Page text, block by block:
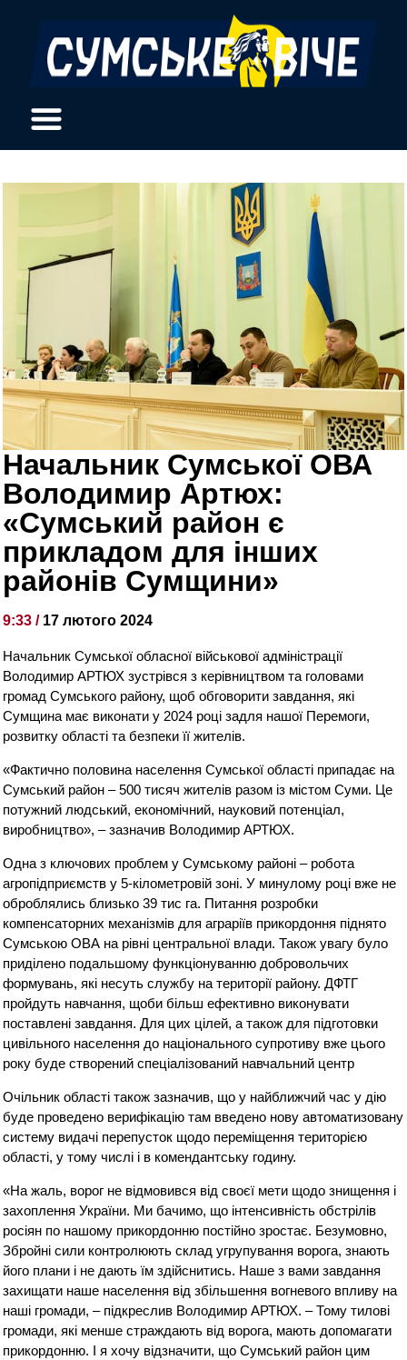
Начальник Сумської ОВА
Володимир Артюх:
«Сумський район є
прикладом для інших
районів Сумщини»
9:33 / 17 лютого 2024
Начальник Сумської обласної військової адміністрації
Володимир АРТЮХ зустрівся з керівництвом та головами
громад Сумського району, щоб обговорити завдання, які
Сумщина має виконати у 2024 році задля нашої Перемоги,
розвитку області та безпеки її жителів.
«Фактично половина населення Сумської області припадає на
Сумський район – 500 тисяч жителів разом із містом Суми. Це
потужний людський, економічний, науковий потенціал,
виробництво», – зазначив Володимир АРТЮХ.
Одна з ключових проблем у Сумському районі – робота
агропідприємств у 5-кілометровій зоні. У минулому році вже не
оброблялись близько 39 тис га. Питання розробки
компенсаторних механізмів для аграріїв прикордоння піднято
Сумською ОВА на рівні центральної влади. Також увагу було
приділено подальшому функціонуванню добровольчих
формувань, які несуть службу на території району. ДФТГ
пройдуть навчання, щоби більш ефективно виконувати
поставлені завдання. Для цих цілей, а також для підготовки
цивільного населення до національного супротиву вже цього
року буде створений спеціалізований навчальний центр
Очільник області також зазначив, що у найближчий час у дію
буде проведено верифікацію там введено нову автоматизовану
систему видачі перепусток щодо переміщення територією
області, у тому числі і в комендантську годину.
«На жаль, ворог не відмовився від своєї мети щодо знищення і
захоплення України. Ми бачимо, що інтенсивність обстрілів
росіян по нашому прикордонню постійно зростає. Безумовно,
Збройні сили контролюють склад угрупування ворога, знають
його плани і не дають їм здійснитись. Наше з вами завдання
захищати наше населення від збільшення вогневого впливу на
наші громади, – підкреслив Володимир АРТЮХ. – Тому тилові
громади, які менше страждають від ворога, мають допомагати
прикордонню. І я хочу відзначити, що Сумський район цим